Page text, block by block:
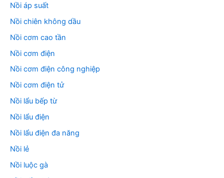
Nồi áp suất
Nồi chiên không dầu
Nồi cơm cao tần
Nồi cơm điện
Nồi cơm điện công nghiệp
Nồi cơm điện tử
Nồi lẩu bếp từ
Nồi lẩu điện
Nồi lẩu điện đa năng
Nồi lẻ
Nồi luộc gà